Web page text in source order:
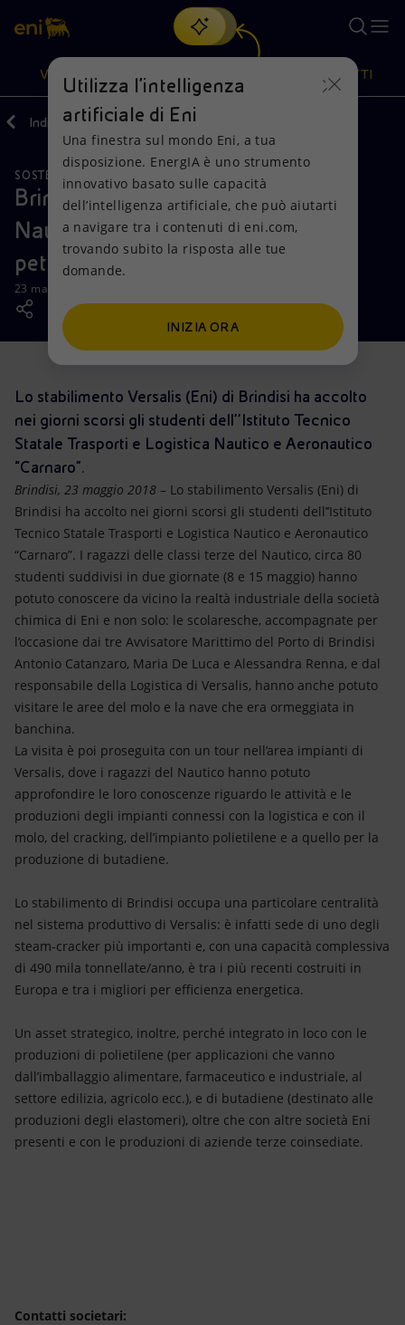
Cerca
scopri EnergIA, la nostra nuova soluzione di intelligenza
artificiale.
VISIONE
Visione
Mission e valori
Persone e Partnership
Net Zero
Modello satellitare
Energia accessibile
Innovazione
Scenari energetici
Azioni
Diversificazione energetica
Tecnologie per la transizione
Collaborazioni per l'innovazione
Attività nel mondo
PRODOTTI
Prodotti
Casa
Imprese
Mobilità
Indietro Media News
SOSTENIBILITÀ
Brindisi: gli studenti dell’Istituto
Nautico “Carnaro” visitano il
petrolchimico
23 maggio 2018 - 12:05 CEST
Lo stabilimento Versalis (Eni) di Brindisi ha accolto
nei giorni scorsi gli studenti dell’’Istituto Tecnico
Statale Trasporti e Logistica Nautico e Aeronautico
“Carnaro”.
Brindisi, 23 maggio 2018 – Lo stabilimento Versalis (Eni) di
Brindisi ha accolto nei giorni scorsi gli studenti dell’’Istituto
Tecnico Statale Trasporti e Logistica Nautico e Aeronautico
“Carnaro”. I ragazzi delle classi terze del Nautico, circa 80
studenti suddivisi in due giornate (8 e 15 maggio) hanno
potuto conoscere da vicino la realtà industriale della società
chimica di Eni e non solo: le scolaresche, accompagnate per
l’occasione dai tre Avvisatore Marittimo del Porto di Brindisi
Antonio Catanzaro, Maria De Luca e Alessandra Renna, e dal
responsabile della Logistica di Versalis, hanno anche potuto
visitare le aree del molo e la nave che era ormeggiata in
banchina.
La visita è poi proseguita con un tour nell’area impianti di
Versalis, dove i ragazzi del Nautico hanno potuto
approfondire le loro conoscenze riguardo le attività e le
produzioni degli impianti connessi con la logistica e con il
molo, del cracking, dell’impianto polietilene e a quello per la
produzione di butadiene.
Lo stabilimento di Brindisi occupa una particolare centralità
nel sistema produttivo di Versalis: è infatti sede di uno degli
steam-cracker più importanti e, con una capacità complessiva
di 490 mila tonnellate/anno, è tra i più recenti costruiti in
Europa e tra i migliori per efficienza energetica.
Un asset strategico, inoltre, perché integrato in loco con le
produzioni di polietilene (per applicazioni che vanno
dall’imballaggio alimentare, farmaceutico e industriale, al
settore edilizia, agricolo ecc.), e di butadiene (destinato alle
produzioni degli elastomeri), oltre che con altre società Eni
presenti e con le produzioni di aziende terze coinsediate.
Contatti societari:
Utilizza l'intelligenza
artificiale di Eni
Una finestra sul mondo Eni, a tua
disposizione. EnergIA è uno strumento
innovativo basato sulle capacità
dell’intelligenza artificiale, che può aiutarti
a navigare tra i contenuti di eni.com,
trovando subito la risposta alle tue
domande.
INIZIA ORA